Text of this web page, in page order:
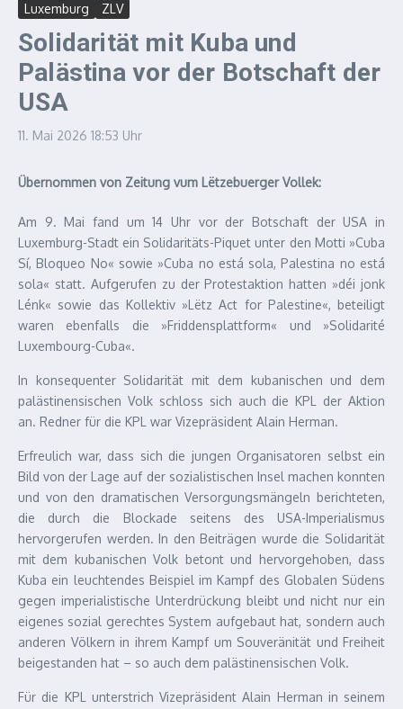
Luxemburg ZLV
Solidarität mit Kuba und
Palästina vor der Botschaft der
USA
11. Mai 2026 18:53 Uhr
Übernommen von Zeitung vum Lëtzebuerger Vollek:
Am 9. Mai fand um 14 Uhr vor der Botschaft der USA in
Luxemburg-Stadt ein Solidaritäts-Piquet unter den Motti »Cuba
Sí, Bloqueo No« sowie »Cuba no está sola, Palestina no está
sola« statt. Aufgerufen zu der Protestaktion hatten »déi jonk
Lénk« sowie das Kollektiv »Lëtz Act for Palestine«, beteiligt
waren ebenfalls die »Friddensplattform« und »Solidarité
Luxembourg-Cuba«.
In konsequenter Solidarität mit dem kubanischen und dem
palästinensischen Volk schloss sich auch die KPL der Aktion
an. Redner für die KPL war Vizepräsident Alain Herman.
Erfreulich war, dass sich die jungen Organisatoren selbst ein
Bild von der Lage auf der sozialistischen Insel machen konnten
und von den dramatischen Versorgungsmängeln berichteten,
die durch die Blockade seitens des USA-Imperialismus
hervorgerufen werden. In den Beiträgen wurde die Solidarität
mit dem kubanischen Volk betont und hervorgehoben, dass
Kuba ein leuchtendes Beispiel im Kampf des Globalen Südens
gegen imperialistische Unterdrückung bleibt und nicht nur ein
eigenes sozial gerechtes System aufgebaut hat, sondern auch
anderen Völkern in ihrem Kampf um Souveränität und Freiheit
beigestanden hat – so auch dem palästinensischen Volk.
Für die KPL unterstrich Vizepräsident Alain Herman in seinem